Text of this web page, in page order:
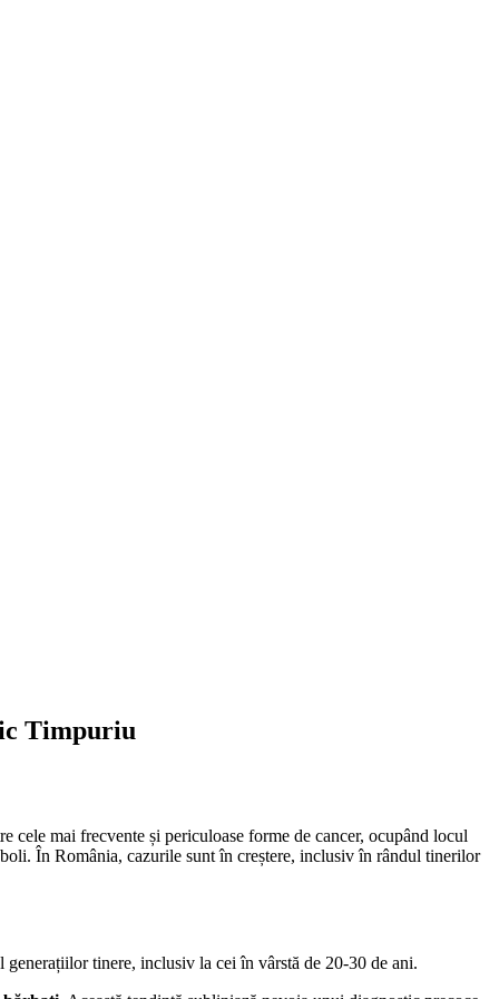
Timpuriu
cele mai frecvente și periculoase forme de cancer, ocupând locul
În România, cazurile sunt în creștere, inclusiv în rândul tinerilor
tinere, inclusiv la cei în vârstă de 20-30 de ani.